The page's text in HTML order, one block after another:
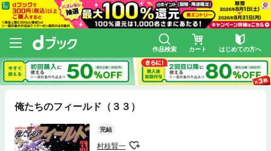
作品検索 カート はじめての方へ
俺たちのフィールド（３３）
完結
村枝賢一